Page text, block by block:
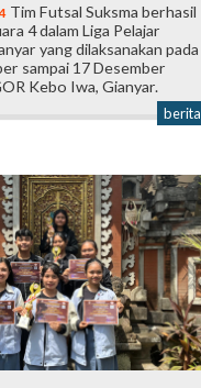
Tim Futsal Suksma berhasil
4 dalam Liga Pelajar
yang dilaksanakan pada
sampai 17 Desember
Kebo Iwa, Gianyar.
berita